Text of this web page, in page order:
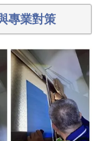
專業對策